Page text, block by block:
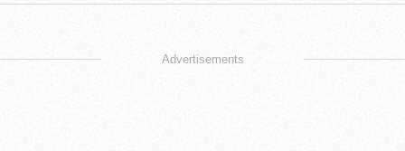
Advertisements